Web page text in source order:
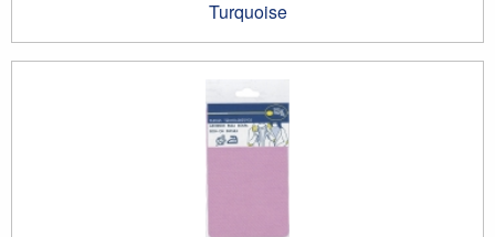
Turquoise